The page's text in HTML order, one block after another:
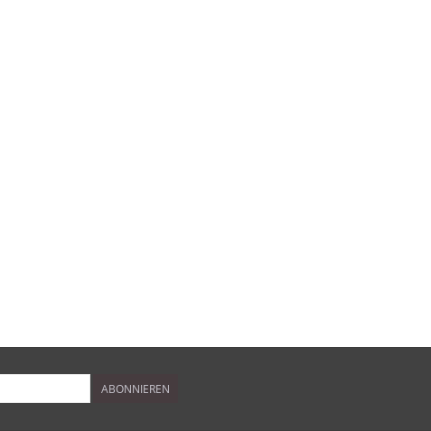
ABONNIEREN